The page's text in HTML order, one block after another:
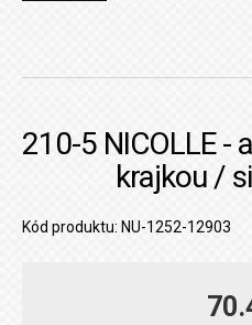
210-5 NICOLLE -
krajkou /
Kód produktu: NU-1252-12903